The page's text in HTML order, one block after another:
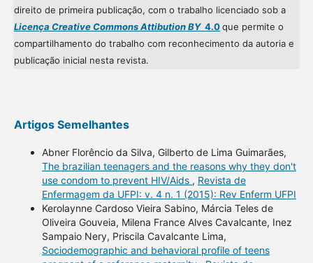
direito de primeira publicação, com o trabalho licenciado sob a
Licença Creative Commons Attibution BY4.0que permite o
compartilhamento do trabalho com reconhecimento da autoria e
publicação inicial nesta revista.
Artigos Semelhantes
Abner Florêncio da Silva, Gilberto de Lima Guimarães,
The brazilian teenagers and the reasons why they don't
use condom to prevent HIV/Aids , Revista de
Enfermagem da UFPI: v. 4 n. 1 (2015): Rev Enferm UFPI
Kerolaynne Cardoso Vieira Sabino, Márcia Teles de
Oliveira Gouveia, Milena France Alves Cavalcante, Inez
Sampaio Nery, Priscila Cavalcante Lima,
Sociodemographic and behavioral profile of teens